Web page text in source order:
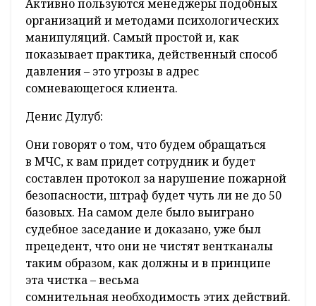
Активно пользуются менеджеры подобных
организаций и методами психологических
манипуляций. Самый простой и, как
показывает практика, действенный способ
давления – это угрозы в адрес
сомневающегося клиента.
Денис Дулуб:
Они говорят о том, что будем обращаться
в МЧС, к вам придет сотрудник и будет
составлен протокол за нарушение пожарной
безопасности, штраф будет чуть ли не до 50
базовых. На самом деле было выиграно
судебное заседание и доказано, уже был
прецедент, что они не чистят вентканалы
таким образом, как должны и в принципе
эта чистка – весьма
сомнительная необходимость этих действий.